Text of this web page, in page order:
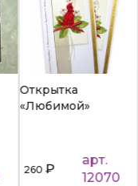
Открытка
«Любимой»
260₽
арт.
12070